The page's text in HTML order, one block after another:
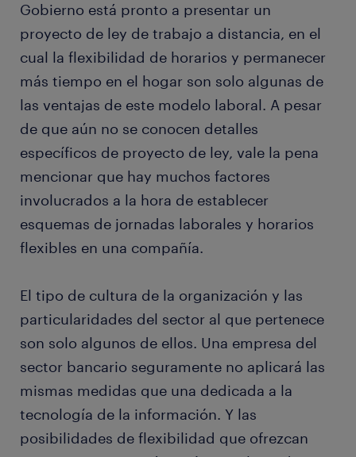
Gobierno está pronto a presentar un
proyecto de ley de trabajo a distancia, en el
cual la flexibilidad de horarios y permanecer
más tiempo en el hogar son solo algunas de
las ventajas de este modelo laboral. A pesar
de que aún no se conocen detalles
específicos de proyecto de ley, vale la pena
mencionar que hay muchos factores
involucrados a la hora de establecer
esquemas de jornadas laborales y horarios
flexibles en una compañía.
El tipo de cultura de la organización y las
particularidades del sector al que pertenece
son solo algunos de ellos. Una empresa del
sector bancario seguramente no aplicará las
mismas medidas que una dedicada a la
tecnología de la información. Y las
posibilidades de flexibilidad que ofrezcan